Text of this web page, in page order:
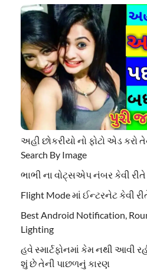
અહી છોકરીયો નો ફોટો એડ
Search By Image
ભાભી ના વોટ્સએપ નંબર કેવી રીતે
Flight Mode માં ઈન્ટરનેટ કેવી
Best Android Notification,
Lighting
હવે સ્માર્ટફોનમાં કેમ નથી આવી
શું છે તેની પાછળનું કારણ